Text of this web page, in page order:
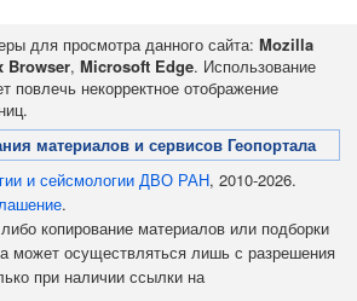
для просмотра данного сайта: Mozilla
Browser, Microsoft Edge. Использование
повлечь некорректное отображение
материалов и сервисов Геопортала
и сейсмологии ДВО РАН, 2010-2026.
.
копирование материалов или подборки
может осуществляться лишь с разрешения
при наличии ссылки на